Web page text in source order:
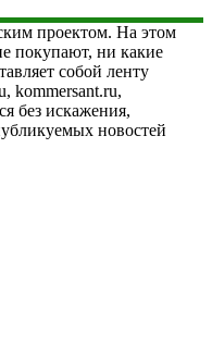
проектом. На этом
покупают, ни какие
собой ленту
kommersant.ru,
без искажения,
новостей